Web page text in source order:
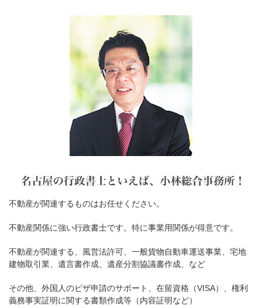
不動産が関連するものはお任せください。
不動産関係に強い行政書士です。特に事業用関係が得意です。
不動産が関連する、風営法許可、一般貨物自動車運送事業、宅地
建物取引業、遺言書作成、遺産分割協議書作成、など
その他、外国人のビザ申請のサポート、在留資格（VISA）、権利
義務事実証明に関する書類作成等（内容証明など）